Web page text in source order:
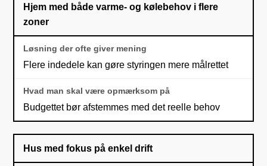
Hjem med både varme- og kølebehov i flere
zoner
Flere indedele kan gøre styringen mere målrettet
Budgettet bør afstemmes med det reelle behov
Hus med fokus på enkel drift